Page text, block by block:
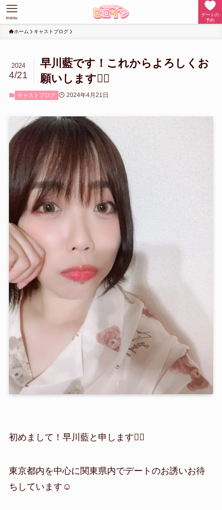
デートの
予約
menu
ホーム キャストブログ
早川藍です！これからよろしくお
願いします🙇‍♀️
2024
4/21
キャストブログ 2024年4月21日
初めまして！早川藍と申します🙇‍♀️
東京都内を中心に関東県内でデートのお誘いお待
ちしています☺️